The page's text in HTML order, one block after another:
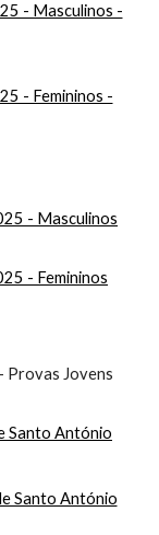
- Masculinos -
- Femininos -
- Masculinos
- Femininos
Provas Jovens
Santo António
Santo António